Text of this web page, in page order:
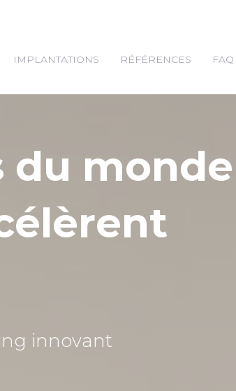
IMPLANTATIONS RÉFÉRENCES FAQ
du monde
innovant